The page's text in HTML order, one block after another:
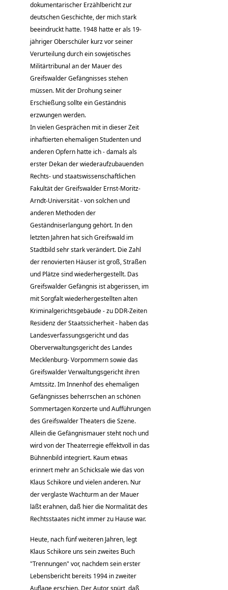
dokumentarischer Erzählbericht zur
deutschen Geschichte, der mich stark
beeindruckt hatte. 1948 hatte er als 19-
jähriger Oberschüler kurz vor seiner
Verurteilung durch ein sowjetisches
Militärtribunal an der Mauer des
Greifswalder Gefängnisses stehen
müssen. Mit der Drohung seiner
Erschießung sollte ein Geständnis
erzwungen werden.
In vielen Gesprächen mit in dieser Zeit
inhaftierten ehemaligen Studenten und
anderen Opfern hatte ich - damals als
erster Dekan der wiederaufzubauenden
Rechts- und staatswissenschaftlichen
Fakultät der Greifswalder Ernst-Moritz-
Arndt-Universität - von solchen und
anderen Methoden der
Geständniserlangung gehört. In den
letzten Jahren hat sich Greifswald im
Stadtbild sehr stark verändert. Die Zahl
der renovierten Häuser ist groß, Straßen
und Plätze sind wiederhergestellt. Das
Greifswalder Gefängnis ist abgerissen, im
mit Sorgfalt wiederhergestellten alten
Kriminalgerichtsgebäude - zu DDR-Zeiten
Residenz der Staatssicherheit - haben das
Landesverfassungsgericht und das
Oberverwaltungsgericht des Landes
Mecklenburg- Vorpommern sowie das
Greifswalder Verwaltungsgericht ihren
Amtssitz. Im Innenhof des ehemaligen
Gefängnisses beherrschen an schönen
Sommertagen Konzerte und Aufführungen
des Greifswalder Theaters die Szene.
Allein die Gefängnismauer steht noch und
wird von der Theaterregie effektvoll in das
Bühnenbild integriert. Kaum etwas
erinnert mehr an Schicksale wie das von
Klaus Schikore und vielen anderen. Nur
der verglaste Wachturm an der Mauer
läßt erahnen, daß hier die Normalität des
Rechtsstaates nicht immer zu Hause war.
Heute, nach fünf weiteren Jahren, legt
Klaus Schikore uns sein zweites Buch
"Trennungen" vor, nachdem sein erster
Lebensbericht bereits 1994 in zweiter
Auflage erschien. Der Autor spürt, daß